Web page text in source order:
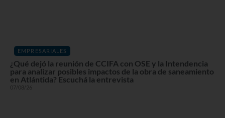
EMPRESARIALES
¿Qué dejó la reunión de CCIFA con OSE y la Intendencia
para analizar posibles impactos de la obra de saneamiento
en Atlántida? Escuchá la entrevista
07/08/26